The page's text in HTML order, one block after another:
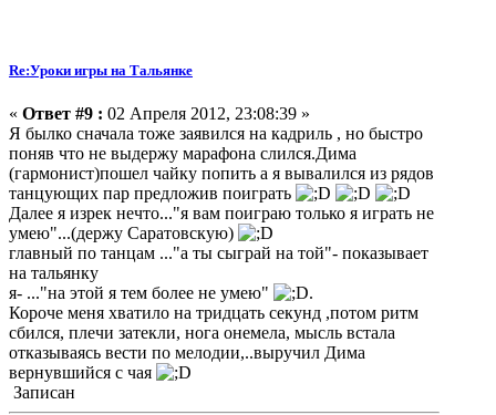
Re:Уроки игры на Тальянке
« Ответ #9 : 02 Апреля 2012, 23:08:39 »
Я былко сначала тоже заявился на кадриль , но быстро
поняв что не выдержу марафона слился.Дима
(гармонист)пошел чайку попить а я вывалился из рядов
танцующих пар предложив поиграть
Далее я изрек нечто..."я вам поиграю только я играть не
умею"...(держу Саратовскую)
главный по танцам ..."а ты сыграй на той"- показывает
на тальянку
я- ..."на этой я тем более не умею"
.
Короче меня хватило на тридцать секунд ,потом ритм
сбился, плечи затекли, нога онемела, мысль встала
отказываясь вести по мелодии,..выручил Дима
вернувшийся с чая
Записан